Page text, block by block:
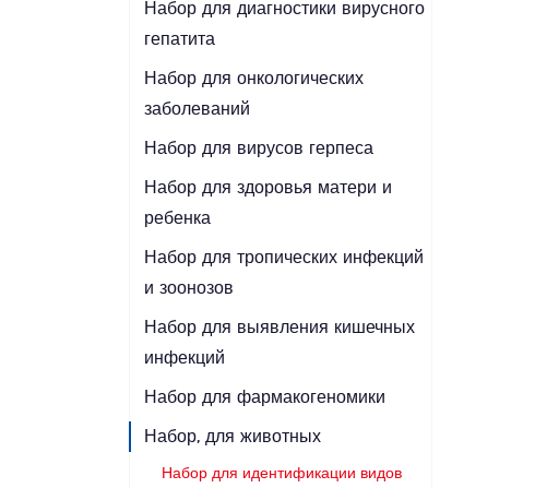
Набор для диагностики вирусного
гепатита
Набор для онкологических
заболеваний
Набор для вирусов герпеса
Набор для здоровья матери и
ребенка
Набор для тропических инфекций
и зоонозов
Набор для выявления кишечных
инфекций
Набор для фармакогеномики
Набор, для животных
Набор для идентификации видов